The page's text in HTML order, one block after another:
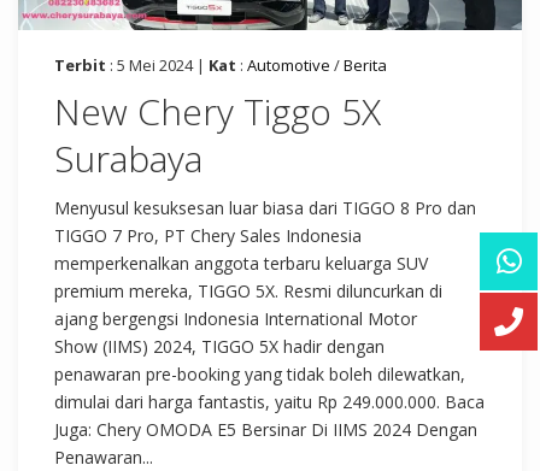
Terbit : 5 Mei 2024 | Kat : Automotive /Berita
New Chery Tiggo 5X
Surabaya
Menyusul kesuksesan luar biasa dari TIGGO 8 Pro dan
TIGGO 7 Pro, PT Chery Sales Indonesia
memperkenalkan anggota terbaru keluarga SUV
premium mereka, TIGGO 5X. Resmi diluncurkan di
ajang bergengsi Indonesia International Motor
Show (IIMS) 2024, TIGGO 5X hadir dengan
penawaran pre-booking yang tidak boleh dilewatkan,
dimulai dari harga fantastis, yaitu Rp 249.000.000. Baca
Juga: Chery OMODA E5 Bersinar Di IIMS 2024 Dengan
Penawaran...